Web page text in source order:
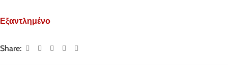
Εξαντλημένο
Share: